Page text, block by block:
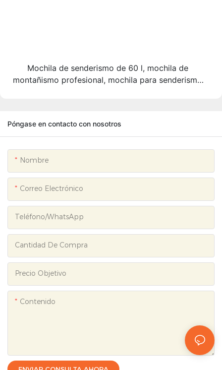
Mochila de senderismo de 60 l, mochila de
montañismo profesional, mochila para senderismo
Póngase en contacto con nosotros
Nombre
Correo Electrónico
Teléfono/WhatsApp
Cantidad De Compra
Precio Objetivo
Contenido